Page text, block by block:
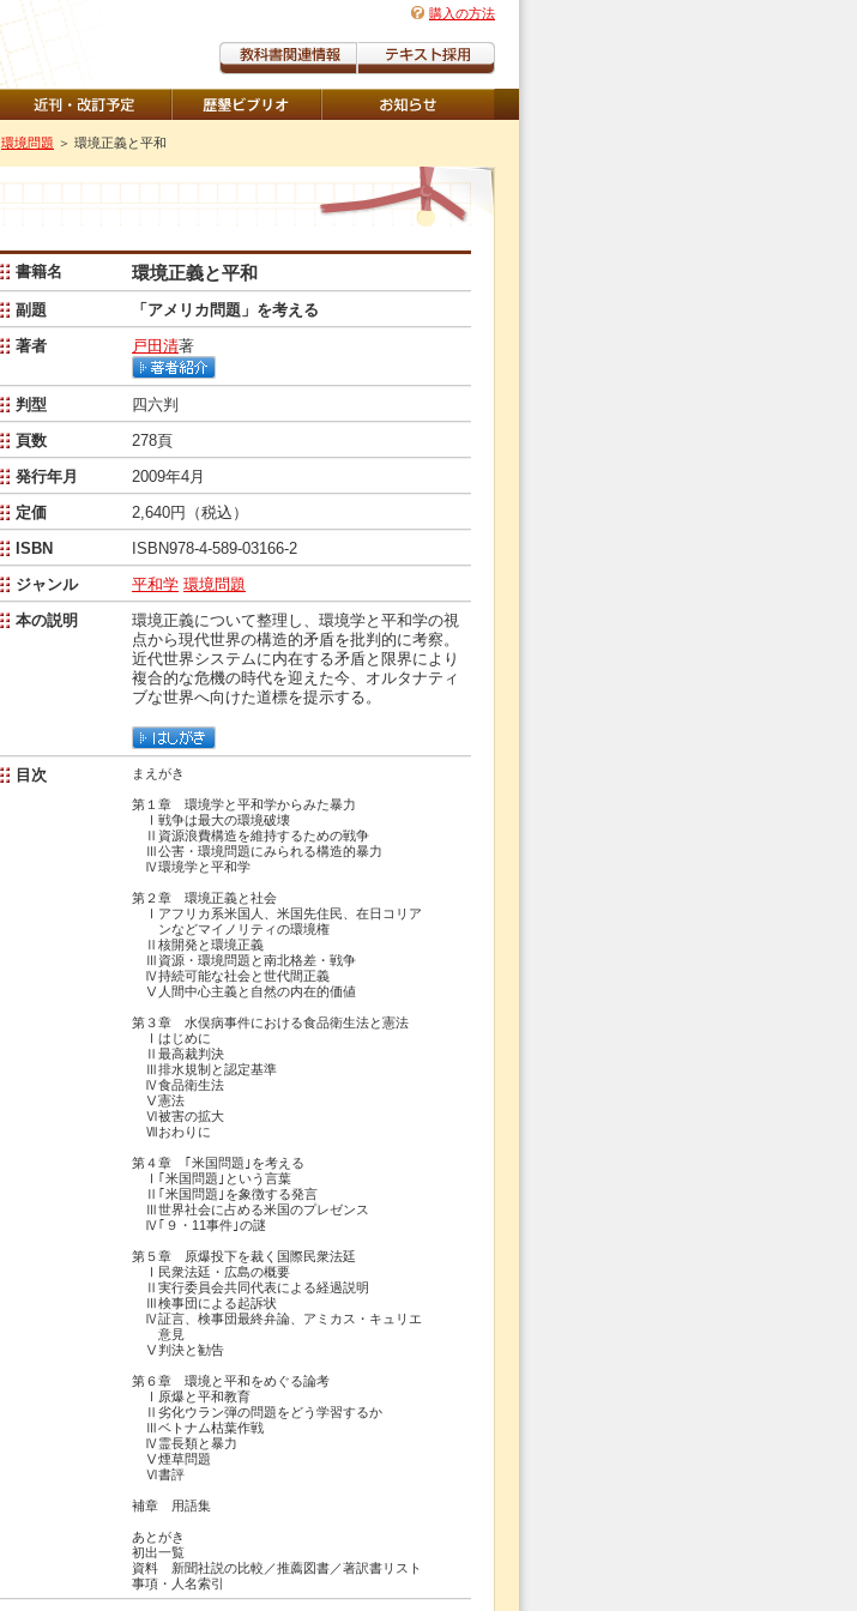
購入の方法
環境問題 ＞ 環境正義と平和
書籍名 環境正義と平和
副題
「アメリカ問題」を考える
著者
戸田清著
判型
四六判
頁数
278頁
発行年月
2009年4月
定価
2,640円（税込）
ISBN
ISBN978-4-589-03166-2
ジャンル
平和学 環境問題
本の説明
環境正義について整理し、環境学と平和学の視
点から現代世界の構造的矛盾を批判的に考察。
近代世界システムに内在する矛盾と限界により
複合的な危機の時代を迎えた今、オルタナティ
ブな世界へ向けた道標を提示する。
目次 まえがき
第１章 環境学と平和学からみた暴力
Ⅰ戦争は最大の環境破壊
Ⅱ資源浪費構造を維持するための戦争
Ⅲ公害・環境問題にみられる構造的暴力
Ⅳ環境学と平和学
第２章 環境正義と社会
Ⅰアフリカ系米国人、米国先住民、在日コリア
ンなどマイノリティの環境権
Ⅱ核開発と環境正義
Ⅲ資源・環境問題と南北格差・戦争
Ⅳ持続可能な社会と世代間正義
Ⅴ人間中心主義と自然の内在的価値
第３章 水俣病事件における食品衛生法と憲法
Ⅰはじめに
Ⅱ最高裁判決
Ⅲ排水規制と認定基準
Ⅳ食品衛生法
Ⅴ憲法
Ⅵ被害の拡大
Ⅶおわりに
第４章 ｢米国問題｣を考える
Ⅰ｢米国問題｣という言葉
Ⅱ｢米国問題｣を象徴する発言
Ⅲ世界社会に占める米国のプレゼンス
Ⅳ｢９・11事件｣の謎
第５章 原爆投下を裁く国際民衆法廷
Ⅰ民衆法廷・広島の概要
Ⅱ実行委員会共同代表による経過説明
Ⅲ検事団による起訴状
Ⅳ証言、検事団最終弁論、アミカス・キュリエ
意見
Ⅴ判決と勧告
第６章 環境と平和をめぐる論考
Ⅰ原爆と平和教育
Ⅱ劣化ウラン弾の問題をどう学習するか
Ⅲベトナム枯葉作戦
Ⅳ霊長類と暴力
Ⅴ煙草問題
Ⅵ書評
補章 用語集
あとがき
初出一覧
資料 新聞社説の比較／推薦図書／著訳書リスト
事項・人名索引